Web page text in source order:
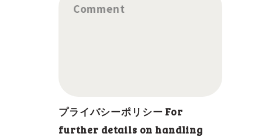
Comment
プライバシーポリシー For
further details on handling